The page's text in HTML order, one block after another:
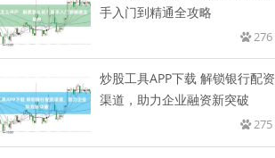
手入门到精通全攻略
276
炒股工具APP下载 解锁银行配资
渠道，助力企业融资新突破
275